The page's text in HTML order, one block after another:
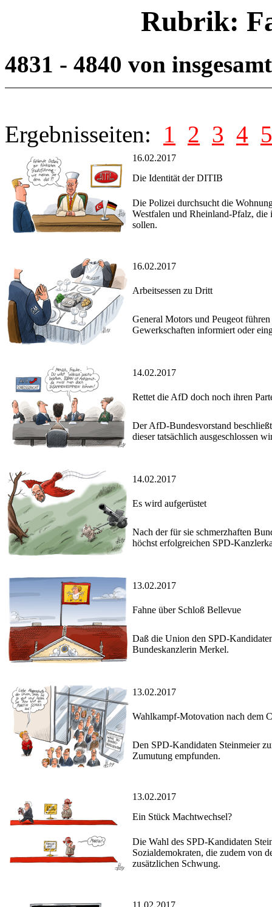
Rubrik:
4831 - 4840 von
Ergebnisseiten: 1 2 3 4 5
16.02.2017
Die Identität der DITIB
Die Polizei durchsucht die
Westfalen und Rheinland-Pfalz,
sollen.
16.02.2017
Arbeitsessen zu Dritt
General Motors und Peugeot
Gewerkschaften informiert oder
14.02.2017
Rettet die AfD doch noch ihren
Der AfD-Bundesvorstand
dieser tatsächlich ausgeschlossen
14.02.2017
Es wird aufgerüstet
Nach der für sie schmerzhaften
höchst erfolgreichen SPD-
13.02.2017
Fahne über Schloß Bellevue
Daß die Union den SPD-
Bundeskanzlerin Merkel.
13.02.2017
Wahlkampf-Motovation nach dem
Den SPD-Kandidaten Steinmeier
Zumutung empfunden.
13.02.2017
Ein Stück Machtwechsel?
Die Wahl des SPD-Kandidaten
Sozialdemokraten, die zudem von
zusätzlichen Schwung.